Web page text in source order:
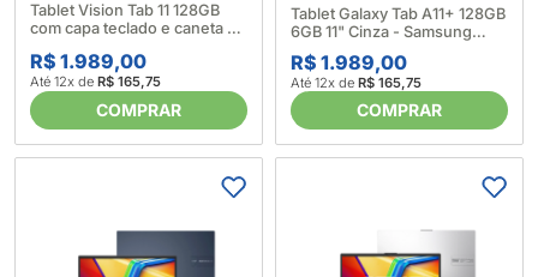
Tablet Vision Tab 11 128GB
com capa teclado e caneta -
R$ 1.989,00
Até 12x de R$ 165,75
COMPRAR
Tablet Galaxy Tab A11+ 128GB
6GB 11" Cinza - Samsung
(694213)
R$ 1.989,00
Até 12x de R$ 165,75
COMPRAR